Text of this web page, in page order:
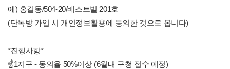
예) 홍길동/504-20/베스트빌 201호
(단톡방 가입 시 개인정보활용에 동의한 것으로 봅니다)
*진행사항*
☝️1지구 - 동의율 50%이상 (6월내 구청 접수 예정)